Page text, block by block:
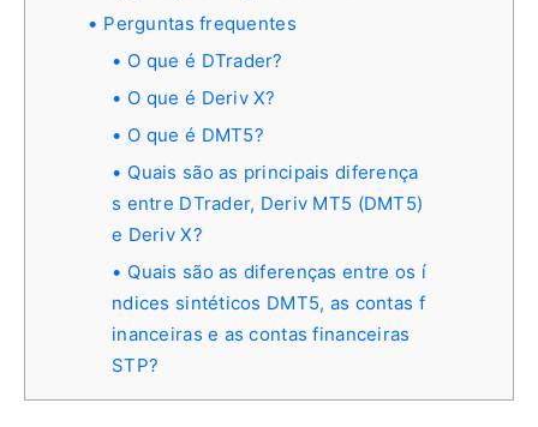
Perguntas frequentes
O que é DTrader?
O que é Deriv X?
O que é DMT5?
Quais são as principais diferença
s entre DTrader, Deriv MT5 (DMT5)
e Deriv X?
Quais são as diferenças entre os í
ndices sintéticos DMT5, as contas f
inanceiras e as contas financeiras
STP?